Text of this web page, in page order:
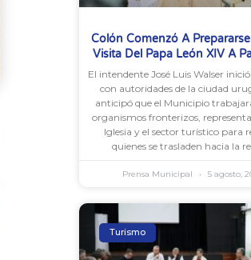
Colón Comenzó A
Visita Del Papa León XIV A
El intendente José Luis Walser
con autoridades de la ciudad
anticipó que el Municipio
organismos fronterizos,
Iglesia y el sector turístico para
quienes se trasladen hacia la
Prensa Municipal 5 agosto,
Turismo